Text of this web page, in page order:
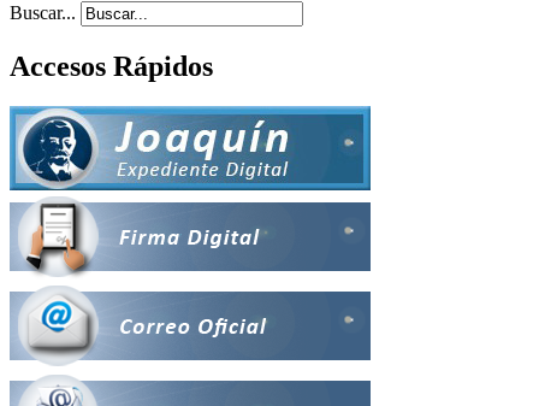
Buscar...
Accesos Rápidos